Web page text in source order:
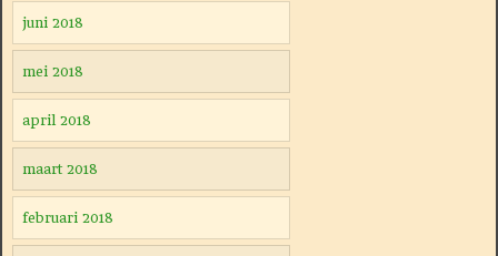
juni 2018
mei 2018
april 2018
maart 2018
februari 2018